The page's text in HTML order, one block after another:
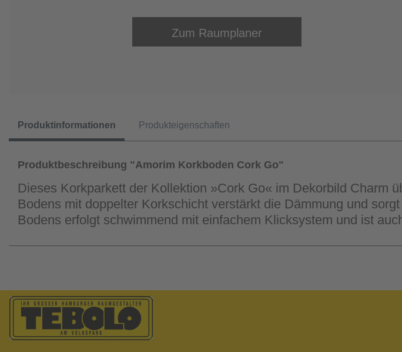
Zum Raumplaner
Produktinformationen Produkteigenschaften
Produktbeschreibung "Amorim Korkboden Cork Go"
Dieses Korkparkett der Kollektion »Cork Go« im Dekorbild Charm
Bodens mit doppelter Korkschicht verstärkt die Dämmung und
Bodens erfolgt schwimmend mit einfachem Klicksystem und ist